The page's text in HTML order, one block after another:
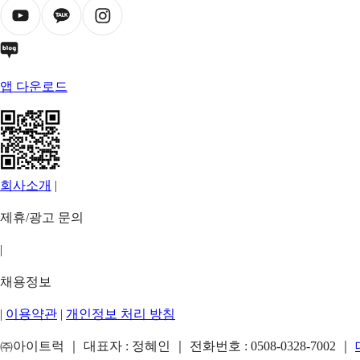
앱 다운로드
회사소개 |
제휴/광고 문의
|
채용정보
| 이용약관 | 개인정보 처리 방침
㈜아이트럭 ｜ 대표자 : 정혜인 ｜ 전화번호 : 0508-0328-7002